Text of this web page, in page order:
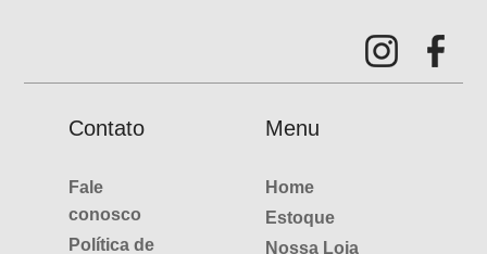
Contato Menu
Fale
conosco
Política de
Home
Estoque
Nossa Loja